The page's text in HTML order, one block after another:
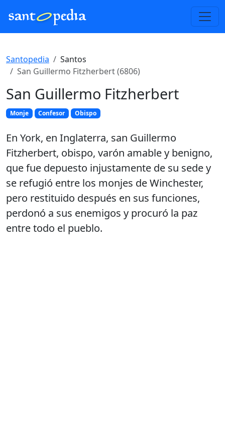
Santopedia
Santos
San Guillermo Fitzherbert (6806)
San Guillermo Fitzherbert
Monje Confesor Obispo
En York, en Inglaterra, san Guillermo
Fitzherbert, obispo, varón amable y benigno,
que fue depuesto injustamente de su sede y
se refugió entre los monjes de Winchester,
pero restituido después en sus funciones,
perdonó a sus enemigos y procuró la paz
entre todo el pueblo.